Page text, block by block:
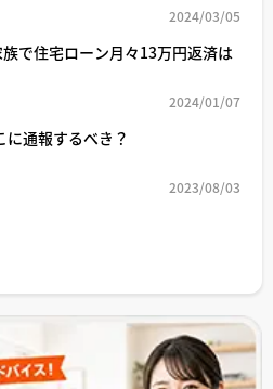
2024/03/05
で住宅ローン月々13万円返済は
2024/01/07
通報するべき？
2023/08/03